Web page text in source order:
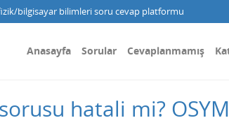
bilgisayar bilimleri soru cevap platformu
Anasayfa Sorular Cevaplanmamış
hatali mi?